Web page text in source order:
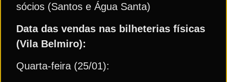
sócios (Santos e Água Santa)
Data das vendas nas bilheterias físicas
(Vila Belmiro):
Quarta-feira (25/01):